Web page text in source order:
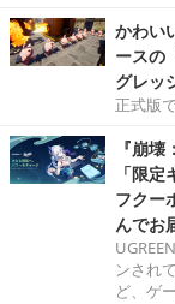
かわい
ースの
グレッ
正式版
『崩
「限
フクー
んでお
ンされ
ど、ゲ